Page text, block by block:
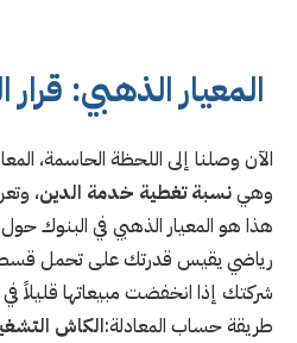
المعيار الذهبي:
الآن وصلنا إلى اللحظة الحاسمة،
وهينسبة تغطية خدمة الدين،
هذا هو المعيار الذهبي في البنوك
رياضي يقيس قدرتك على تحمل قسط
شركتك إذا انخفضت مبيعاتها قليلاً
طريقة حساب المعادلة:الكاش